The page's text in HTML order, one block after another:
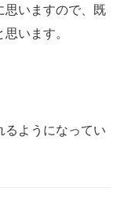
思いますので、既
います。
るようになってい